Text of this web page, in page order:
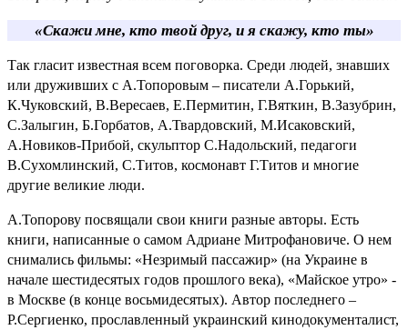
«Скажи мне, кто твой друг, и я скажу, кто ты»
Так гласит известная всем поговорка. Среди людей, знавших
или друживших с А.Топоровым – писатели А.Горький,
К.Чуковский, В.Вересаев, Е.Пермитин, Г.Вяткин, В.Зазубрин,
С.Залыгин, Б.Горбатов, А.Твардовский, М.Исаковский,
А.Новиков-Прибой, скульптор С.Надольский, педагоги
В.Сухомлинский, С.Титов, космонавт Г.Титов и многие
другие великие люди.
А.Топорову посвящали свои книги разные авторы. Есть
книги, написанные о самом Адриане Митрофановиче. О нем
снимались фильмы: «Незримый пассажир» (на Украине в
начале шестидесятых годов прошлого века), «Майское утро» -
в Москве (в конце восьмидесятых). Автор последнего –
Р.Сергиенко, прославленный украинский кинодокументалист,